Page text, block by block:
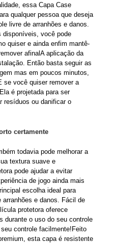
essa Capa Case
qualquer pessoa que deseja
livre de arranhões e danos.
disponíveis, você pode
quiser e ainda enfim mantê-
afinalA aplicação da
Então basta seguir as
mas em poucos minutos,
se você quiser remover a
é projetada para ser
resíduos ou danificar o
certamente
todavia pode melhorar a
textura suave e
pode ajudar a evitar
de jogo ainda mais
escolha ideal para
arranhões e danos. Fácil de
protetora oferece
durante o uso do seu controle
seu controle facilmente! Feito
esta capa é resistente